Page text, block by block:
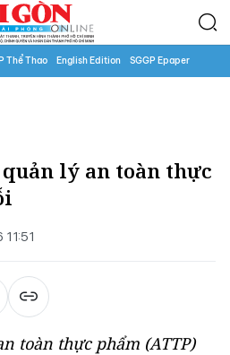
Thể Thao English Edition SGGP Epaper
lý an toàn thực
toàn thực phẩm (ATTP)